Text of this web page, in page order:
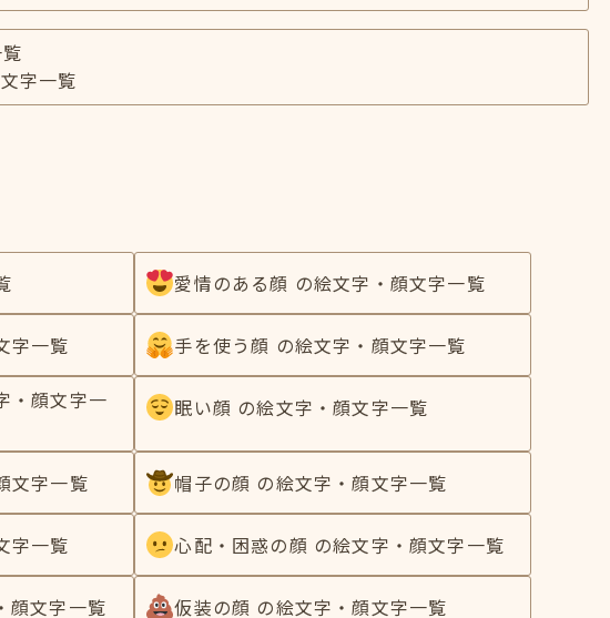
字一覧
愛情のある顔 の絵文字・顔文字一覧
字一覧 手を使う顔 の絵文字・顔文字一覧
・顔文字一
眠い顔 の絵文字・顔文字一覧
文字一覧 帽子の顔 の絵文字・顔文字一覧
字一覧 心配・困惑の顔 の絵文字・顔文字一覧
顔文字一覧 仮装の顔 の絵文字・顔文字一覧